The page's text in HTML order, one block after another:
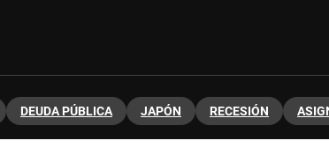
DEUDA PÚBLICA JAPÓN RECESIÓN